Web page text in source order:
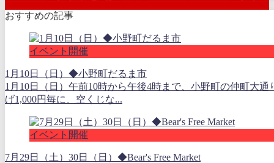
おすすめの記事
イベント開催
1月10日（日）◆小野町だるま市
1月10日（日）午前10時から午後4時まで、小野町の仲町大
げ1,000円毎に、空くじな...
イベント開催
7月29日（土）30日（日）◆Bear's Free Market